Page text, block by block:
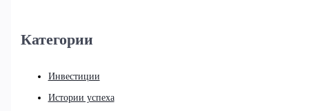
Категории
Инвестиции
Истории успеха